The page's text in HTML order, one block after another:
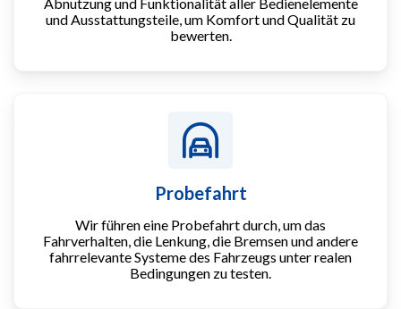
Abnutzung und Funktionalität aller Bedienelemente
und Ausstattungsteile, um Komfort und Qualität zu
bewerten.
Probefahrt
Wir führen eine Probefahrt durch, um das
Fahrverhalten, die Lenkung, die Bremsen und andere
fahrrelevante Systeme des Fahrzeugs unter realen
Bedingungen zu testen.